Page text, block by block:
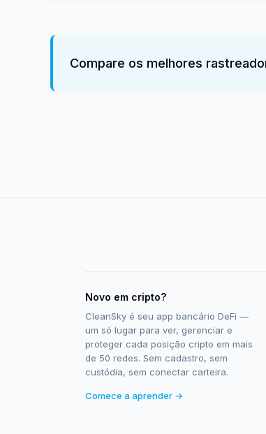
Compare os melhores
Novo em cripto?
CleanSky é seu app bancário DeFi —
um só lugar para ver, gerenciar e
proteger cada posição cripto em mais
de 50 redes. Sem cadastro, sem
custódia, sem conectar carteira.
Comece a aprender →